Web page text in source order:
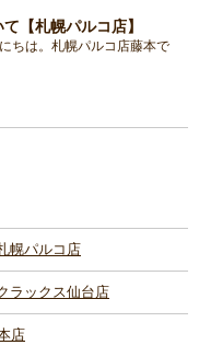
【札幌パルコ店】
ちは。札幌パルコ店藤本で
幌パルコ店
ラックス仙台店
店